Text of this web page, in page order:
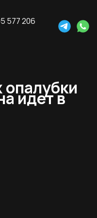
577 206
идет в